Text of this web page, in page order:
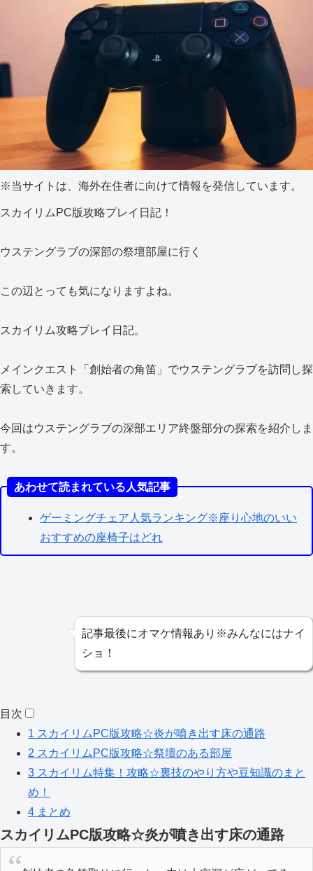
※当サイトは、海外在住者に向けて情報を発信しています。
スカイリムPC版攻略プレイ日記！
ウステングラブの深部の祭壇部屋に行く
この辺とっても気になりますよね。
スカイリム攻略プレイ日記。
メインクエスト「創始者の角笛」でウステングラブを訪問し探
索していきます。
今回はウステングラブの深部エリア終盤部分の探索を紹介しま
す。
あわせて読まれている人気記事
ゲーミングチェア人気ランキング※座り心地のいい
おすすめの座椅子はどれ
記事最後にオマケ情報あり※みんなにはナイ
ショ！
目次
1 スカイリムPC版攻略☆炎が噴き出す床の通路
2 スカイリムPC版攻略☆祭壇のある部屋
3 スカイリム特集！攻略☆裏技のやり方や豆知識のまと
め！
4 まとめ
スカイリムPC版攻略☆炎が噴き出す床の通路